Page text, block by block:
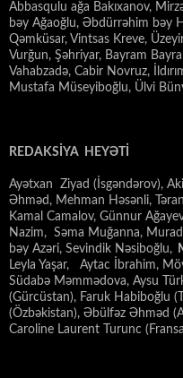
Abbasqulu ağa Bakıxanov,
bəy Ağaoğlu, Əbdürrəhim bəy
Qəmküsar, Vintsas Kreve,
Vurğun, Şəhriyar, Bayram
Vahabzadə, Cabir Novruz,
Mustafa Müseyiboğlu, Ülvi
REDAKSİYA HEYƏTİ
Ayətxan Ziyad (İsgəndərov),
Əhməd, Mehman Həsənli,
Kamal Camalov, Günnur
Nazim, Səma Muğanna,
bəy Azəri, Sevindik Nəsiboğlu,
Leyla Yaşar, Aytac İbrahim,
Südabə Məmmədova, Aysu
(Gürcüstan), Faruk Habiboğlu
(Özbəkistan), Əbülfəz Əhməd
Caroline Laurent Turunc